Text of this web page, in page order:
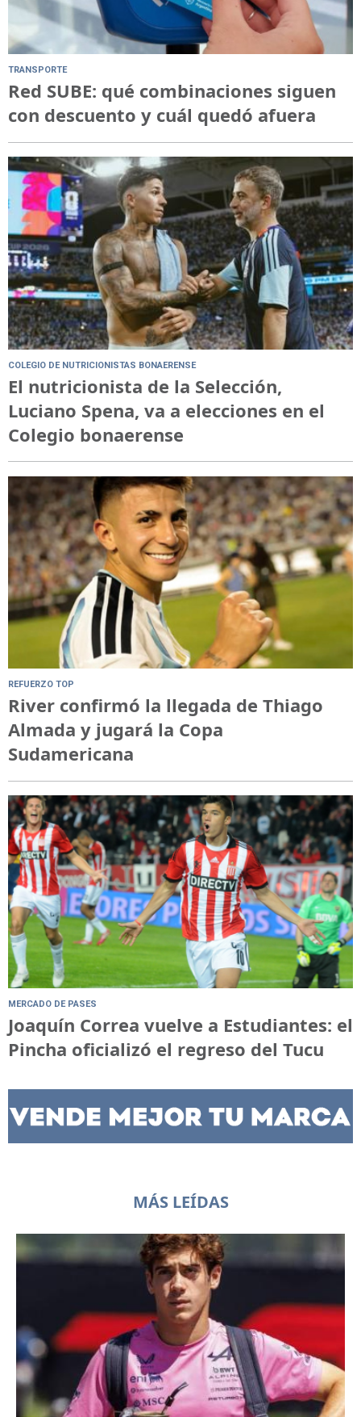
TRANSPORTE
Red SUBE: qué combinaciones siguen
con descuento y cuál quedó afuera
COLEGIO DE NUTRICIONISTAS BONAERENSE
El nutricionista de la Selección,
Luciano Spena, va a elecciones en el
Colegio bonaerense
REFUERZO TOP
River confirmó la llegada de Thiago
Almada y jugará la Copa
Sudamericana
MERCADO DE PASES
Joaquín Correa vuelve a Estudiantes: el
Pincha oficializó el regreso del Tucu
MÁS LEÍDAS